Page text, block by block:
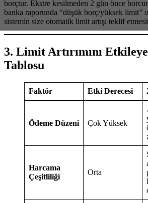
borçtur. Ekstre kesilmeden 2 gün önce
banka raporunda “düşük borç/yüksek limit”
sistemin size otomatik limit artışı teklif
3. Limit Artırımını
Tablosu
Faktör Etki Derecesi
Ödeme Düzeni Çok Yüksek
Harcama
Çeşitliliği
Orta